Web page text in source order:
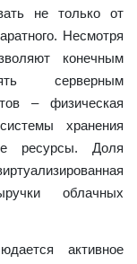
не только от
Несмотря
конечным
серверным
– физическая
хранения
ресурсы. Доля
облачных
активное